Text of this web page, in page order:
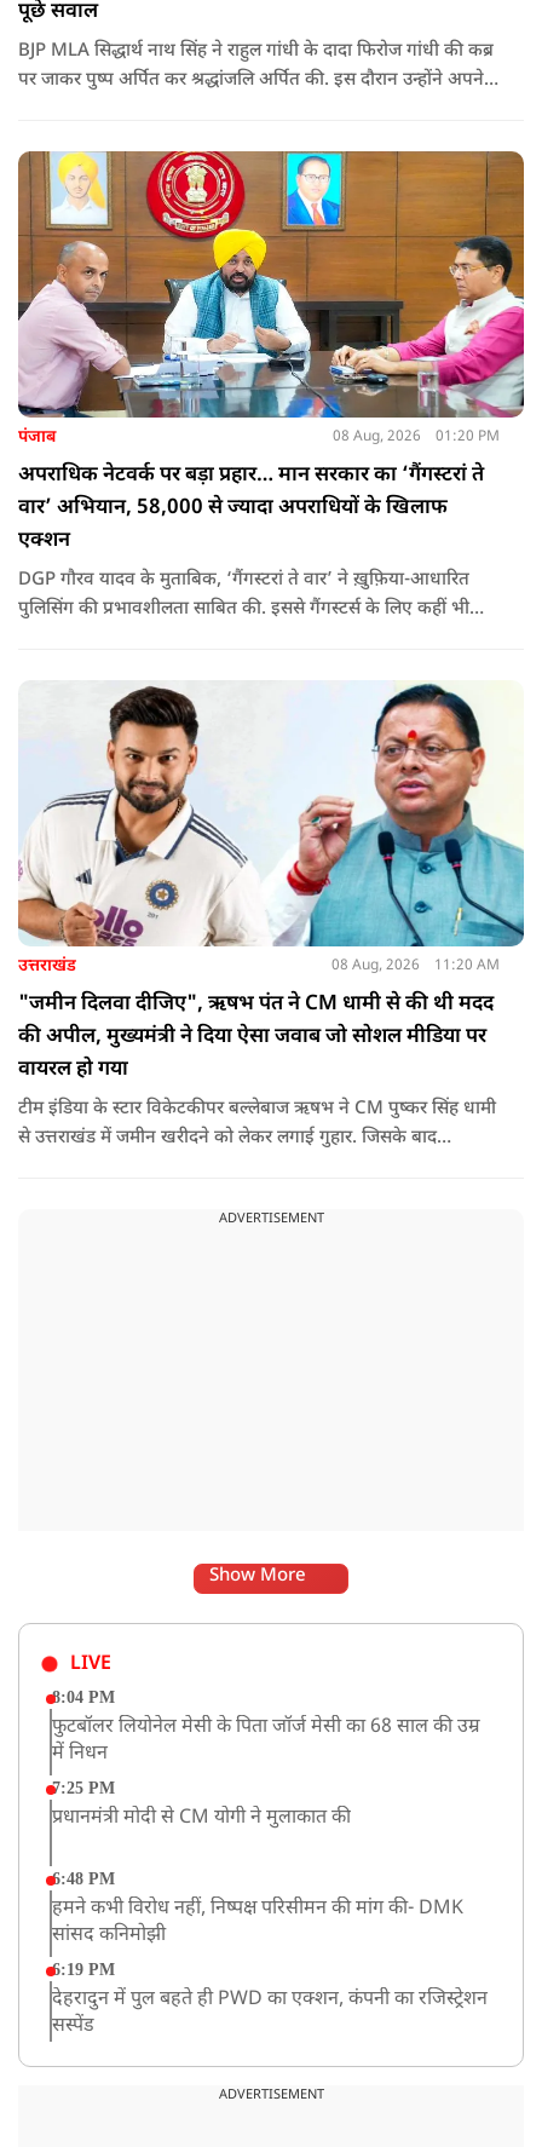
पूछे सवाल
BJP MLA सिद्धार्थ नाथ सिंह ने राहुल गांधी के दादा फिरोज गांधी की कब्र
पर जाकर पुष्प अर्पित कर श्रद्धांजलि अर्पित की. इस दौरान उन्होंने अपने
कि वह भविष्य में क्या करें.
पंजाब 08 Aug, 2026 01:20 PM
अपराधिक नेटवर्क पर बड़ा प्रहार… मान सरकार का ‘गैंगस्टरां ते
वार’ अभियान, 58,000 से ज्यादा अपराधियों के खिलाफ
एक्शन
DGP गौरव यादव के मुताबिक, ‘गैंगस्टरां ते वार’ ने ख़ुफ़िया-आधारित
पुलिसिंग की प्रभावशीलता साबित की. इससे गैंगस्टर्स के लिए कहीं भी
उत्तराखंड 08 Aug, 2026 11:20 AM
"जमीन दिलवा दीजिए", ऋषभ पंत ने CM धामी से की थी मदद
की अपील, मुख्यमंत्री ने दिया ऐसा जवाब जो सोशल मीडिया पर
वायरल हो गया
टीम इंडिया के स्टार विकेटकीपर बल्लेबाज ऋषभ ने CM पुष्कर सिंह धामी
से उत्तराखंड में जमीन खरीदने को लेकर लगाई गुहार. जिसके बाद
ADVERTISEMENT
Show More
LIVE
8:04 PM
फुटबॉलर लियोनेल मेसी के पिता जॉर्ज मेसी का 68 साल की उम्र
में निधन
7:25 PM
प्रधानमंत्री मोदी से CM योगी ने मुलाकात की
6:48 PM
हमने कभी विरोध नहीं, निष्पक्ष परिसीमन की मांग की- DMK
सांसद कनिमोझी
6:19 PM
देहरादुन में पुल बहते ही PWD का एक्शन, कंपनी का रजिस्ट्रेशन
सस्पेंड
खराब मौसम की चेतावनी के कारण अमरनाथ यात्रा स्थगित
ADVERTISEMENT